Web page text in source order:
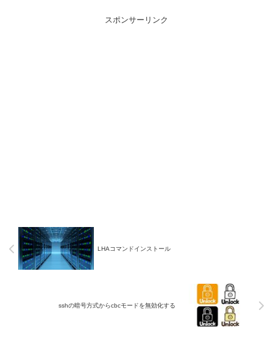
スポンサーリンク
LHAコマンドインストール
sshの暗号方式からcbcモードを無効化する